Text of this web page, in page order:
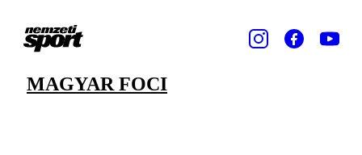
MAGYAR FOCI